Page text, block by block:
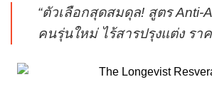
“ตัวเลือกสุดสมดุล! สูตร Anti-
คนรุ่นใหม่ ไร้สารปรุงแต่ง ราค